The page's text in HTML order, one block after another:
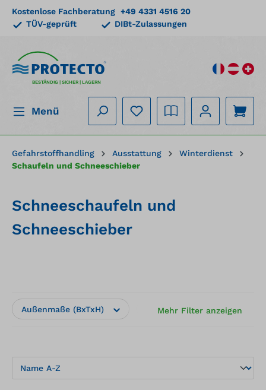
springen
Kostenlose Fachberatung +49 4331 4516 20
TÜV-geprüft
DIBt-Zulassungen
BESTÄNDIG | SICHER | LAGERN
Menü
Gefahrstoffhandling Ausstattung
Winterdienst
Schaufeln und Schneeschieber
Schneeschaufeln und
Schneeschieber
Mehr Filter anzeigen
Außenmaße (BxTxH) Hersteller